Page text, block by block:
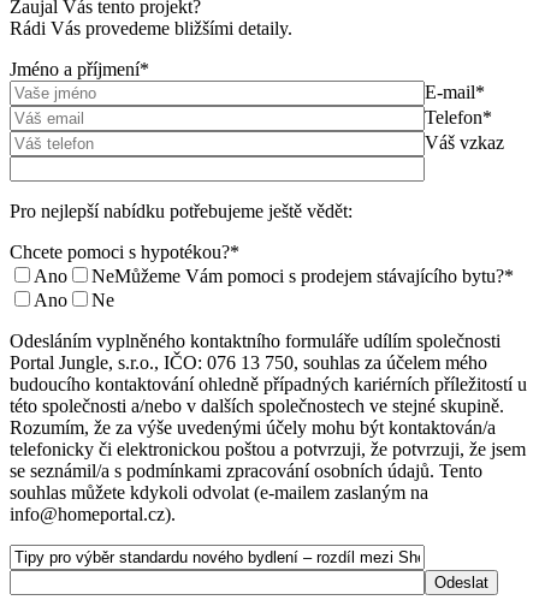
Zaujal Vás tento projekt?
Rádi Vás provedeme bližšími detaily.
Jméno a příjmení*
E-mail*
Telefon*
Váš vzkaz
Pro nejlepší nabídku potřebujeme ještě vědět:
Chcete pomoci s hypotékou?*
Ano
NeMůžeme Vám pomoci s prodejem stávajícího bytu?*
Ano
Ne
Odesláním vyplněného kontaktního formuláře udílím společnosti
Portal Jungle, s.r.o., IČO: 076 13 750, souhlas za účelem mého
budoucího kontaktování ohledně případných kariérních příležitostí u
této společnosti a/nebo v dalších společnostech ve stejné skupině.
Rozumím, že za výše uvedenými účely mohu být kontaktován/a
telefonicky či elektronickou poštou a potvrzuji, že potvrzuji, že jsem
se seznámil/a s podmínkami zpracování osobních údajů. Tento
souhlas můžete kdykoli odvolat (e-mailem zaslaným na
info@homeportal.cz).